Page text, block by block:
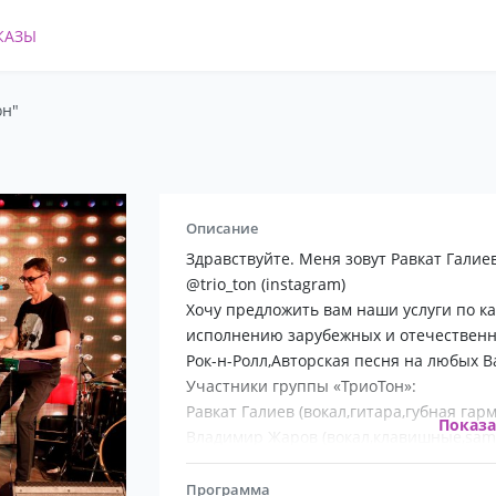
Описание
Здравствуйте. Меня зовут Равкат
@trio_ton (instagram)
Хочу предложить вам наши услуги по
исполнению зарубежных и
Рок-н-Ролл,Авторская песня на любых
Участники группы «ТриоТон»:
Равкат Галиев (вокал,гитара,губная
Владимир Жаров
Артур Акшаев(гитара)
Работаем в этой сфере больше
Программа